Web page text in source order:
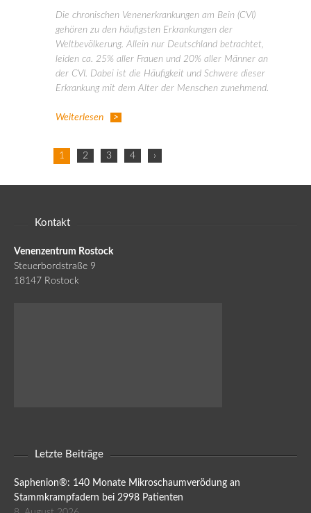
Die chronischen Venenerkrankungen am Bein (CVI)
gehören zu den häufigsten Erkrankungen der
Weltbevölkerung. Allein nur Deutschland betrachtet,
leiden ca. 25% aller Frauen und 20% aller Männer an
der CVI. Dabei ist die Häufigkeit und Schwere dieser
Erkrankung mit dem Alter der Menschen zunehmend.
Weiterlesen
1 2 3 4 ›
Kontakt
Venenzentrum Rostock
Steuerbordstraße 9
18147 Rostock
Letzte Beiträge
Saphenion®: 140 Monate Mikroschaumverödung an
Stammkrampfadern bei 2998 Patienten